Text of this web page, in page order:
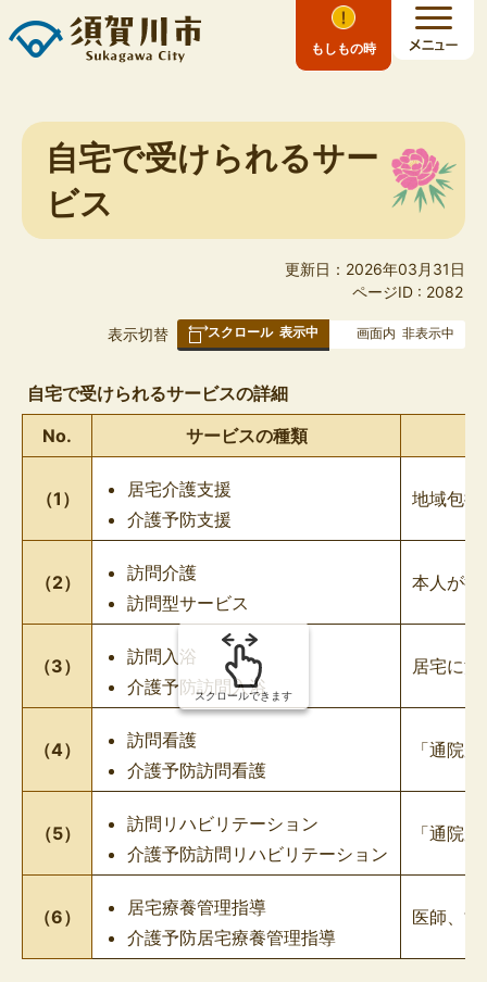
もしもの時
自宅で受けられるサー
ビス
更新日：2026年03月31日
ページID : 2082
表
み
の
表示切替 スクロール 表示中 画面内 非表示中
自宅で受けられるサービスの詳細
No.
サービスの種類
（1）
居宅介護支援
介護予防支援
地域包括
（2）
訪問介護
訪問型サービス
本人が行
（3）
訪問入浴
介護予防訪問入浴
居宅に
（4）
訪問看護
介護予防訪問看護
「通院
（5）
訪問リハビリテーション
介護予防訪問リハビリテーション
「通院
（6）
居宅療養管理指導
介護予防居宅療養管理指導
医師、
スクロールできます